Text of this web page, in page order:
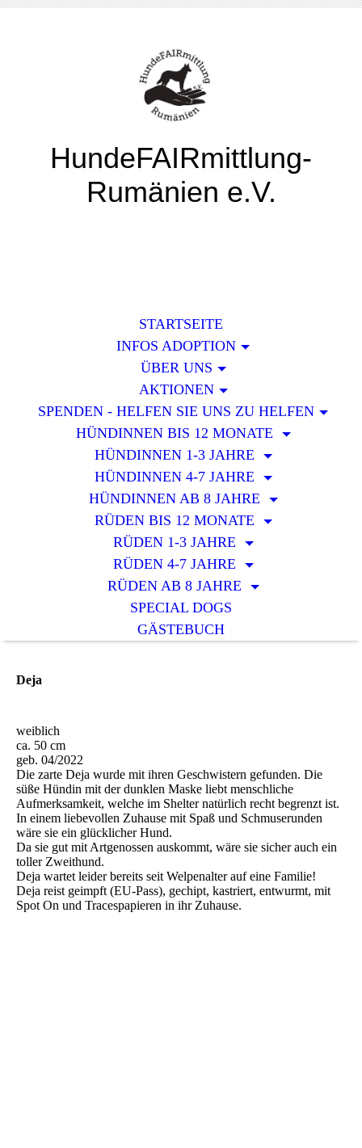
HundeFAIRmittlung-
Rumänien e.V.
STARTSEITE
INFOS ADOPTION
ÜBER UNS
AKTIONEN
SPENDEN - HELFEN SIE UNS ZU HELFEN
HÜNDINNEN BIS 12 MONATE
HÜNDINNEN 1-3 JAHRE
HÜNDINNEN 4-7 JAHRE
HÜNDINNEN AB 8 JAHRE
RÜDEN BIS 12 MONATE
RÜDEN 1-3 JAHRE
RÜDEN 4-7 JAHRE
RÜDEN AB 8 JAHRE
SPECIAL DOGS
GÄSTEBUCH
Deja
weiblich
ca. 50 cm
geb. 04/2022
Die zarte Deja wurde mit ihren Geschwistern gefunden. Die
süße Hündin mit der dunklen Maske liebt menschliche
Aufmerksamkeit, welche im Shelter natürlich recht begrenzt ist.
In einem liebevollen Zuhause mit Spaß und Schmuserunden
wäre sie ein glücklicher Hund.
Da sie gut mit Artgenossen auskommt, wäre sie sicher auch ein
toller Zweithund.
Deja wartet leider bereits seit Welpenalter auf eine Familie!
Deja reist geimpft (EU-Pass), gechipt, kastriert, entwurmt, mit
Spot On und Tracespapieren in ihr Zuhause.